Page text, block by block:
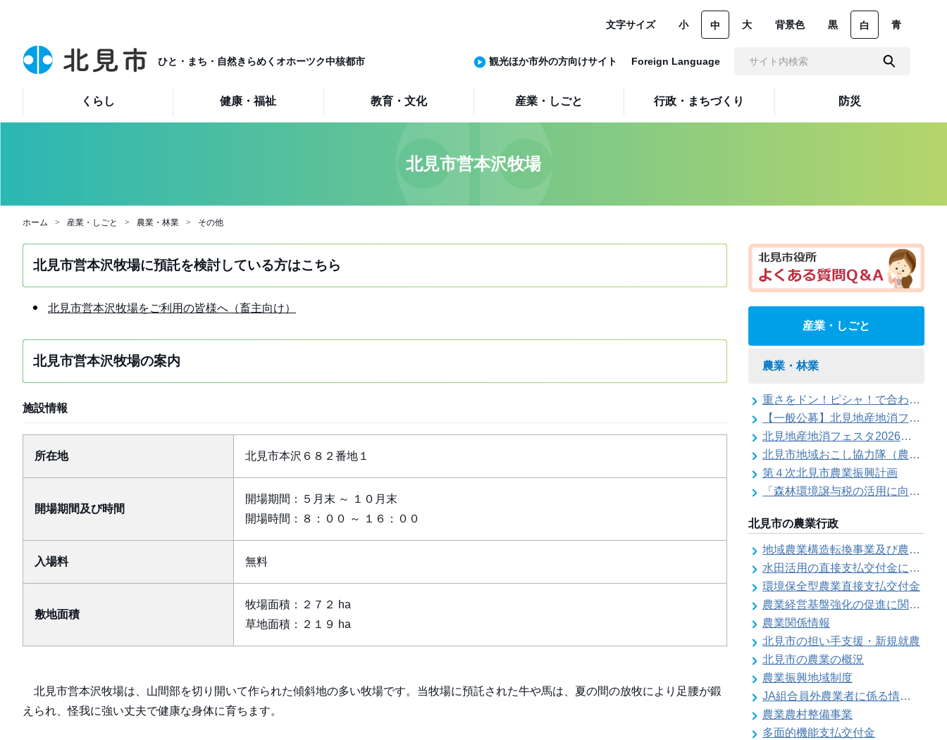
ひと・まち・自然きらめくオホーツク中核都市
くらし 健康・福祉 教育・文化 産業・しごと 行政・まちづくり 防災
文字サイズ 小 中 大 背景色 黒 白 青
観光ほか市外の方向けサイト Foreign Language
北見市営本沢牧場
ホーム 産業・しごと 農業・林業 その他
北見市営本沢牧場に預託を検討している方はこちら
北見市営本沢牧場をご利用の皆様へ（畜主向け）
北見市営本沢牧場の案内
施設情報
所在地 北見市本沢６８２番地１
開場期間及び時間
開場期間：５月末 ～ １０月末
開場時間：８：００ ～ １６：００
入場料 無料
敷地面積
牧場面積：２７２ ha
草地面積：２１９ ha
北見市営本沢牧場は、山間部を切り開いて作られた傾斜地の多い牧場です。当牧場に預託された牛や馬は、夏の間の放牧により足腰が鍛
えられ、怪我に強い丈夫で健康な身体に育ちます。
産業・しごと
農業・林業
重さをドン！ピシャ！で合わせろ てんびんゲ～ム参加者の募集（北見地産地消フェスタ2026）
【一般公募】北見地産地消フェスタ2026ステージイベント出演者の募集
北見地産地消フェスタ2026の開催
北見市地域おこし協力隊（農業部門）活動記録
第４次北見市農業振興計画
「森林環境譲与税の活用に向けた基本的な考え方について」を策定しました
北見市の農業行政
地域農業構造転換事業及び農地利用効率化等支援事業にかかる要望調査
水田活用の直接支払交付金に係る水田収益力強化ビジョン
環境保全型農業直接支払交付金
農業経営基盤強化の促進に関する基本構想
農業関係情報
北見市の担い手支援・新規就農
北見市の農業の概況
農業振興地域制度
JA組合員外農業者に係る情報登録
農業農村整備事業
多面的機能支払交付金